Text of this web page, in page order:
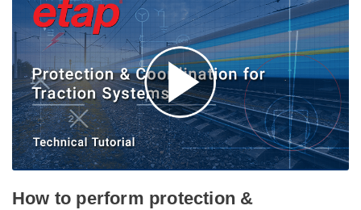
How to perform protection &